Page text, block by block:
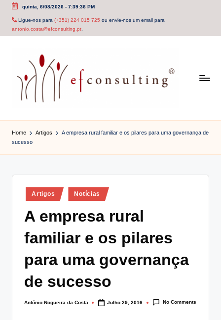
Skip
quinta, 6/08/2026- 7:39:36 PM
Ligue-nos para (+351) 224 015 725 ou envie-nos um email para
antonio.costa@efconsulting.pt.
f
Home Artigos
A empresa rural familiar e os pilares para uma governança de
sucesso
Posted
in
Artigos Notícias
A empresa rural
familiar e os pilares
para uma governança
de sucesso
Posted
António Nogueira da Costa Julho 29, 2016 No Comments